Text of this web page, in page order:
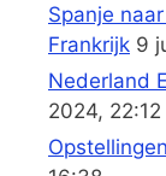
Spanje
Frankrijk 9
Nederland
2024, 22:12